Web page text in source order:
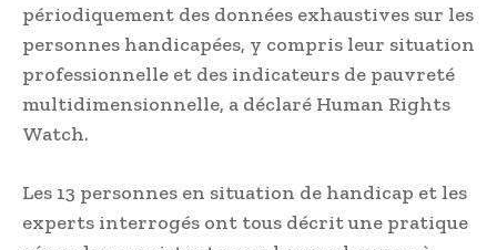
périodiquement des données exhaustives sur les
personnes handicapées, y compris leur situation
professionnelle et des indicateurs de pauvreté
multidimensionnelle, a déclaré Human Rights
Watch.
Les 13 personnes en situation de handicap et les
experts interrogés ont tous décrit une pratique